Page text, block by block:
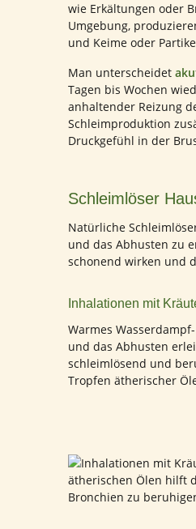
wie Erkältungen oder
Umgebung,
und Keime oder
Man unterscheidet
Tagen bis Wochen
anhaltender Reizung
Schleimproduktion
Druckgefühl in der
Schleimlöser
Natürliche
und das Abhusten zu
schonend wirken und
Inhalationen mit
Warmes
und das Abhusten
schleimlösend und
Tropfen ätherischer